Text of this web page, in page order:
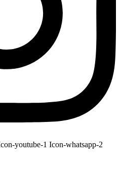
youtube-1 Icon-whatsapp-2